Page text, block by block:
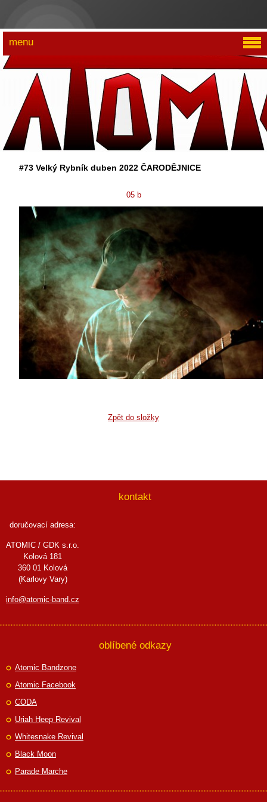
#73 Velký Rybník duben 2022 ČARODĚJNICE
05 b
Zpět do složky
menu
kontakt
doručovací adresa:
ATOMIC / GDK s.r.o.
Kolová 181
360 01 Kolová
(Karlovy Vary)
info@atomic-band.cz
oblíbené odkazy
Atomic Bandzone
Atomic Facebook
CODA
Uriah Heep Revival
Whitesnake Revival
Black Moon
Parade Marche